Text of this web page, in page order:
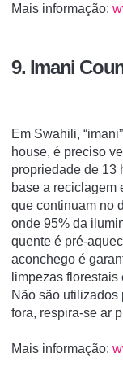
Mais informação:
9. Imani
Em Swahili,
house, é preciso
propriedade de 13
base a
que continuam no
onde 95% da
quente é pré-
aconchego é
limpezas
Não são utilizados
fora, respira-se ar
Mais informação: